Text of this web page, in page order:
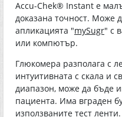
Accu-Chek® Instant е
доказана точност. Може
апликацията "mySugr" с
или компютър.
Глюкомера разполага с
интуитивната с скала и
диапазон, може да бъде
пациента. Има вграден
използваните тест ленти.